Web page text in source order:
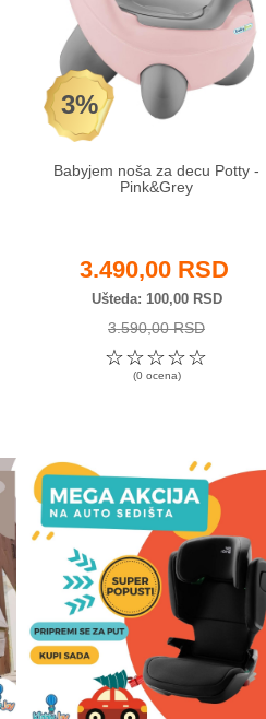
3%
Babyjem noša za decu Potty -
Pink&Grey
3.490,00 RSD
Ušteda 100,00 RSD
3.590,00 RSD
☆
☆
☆
☆
☆
(0 ocena)